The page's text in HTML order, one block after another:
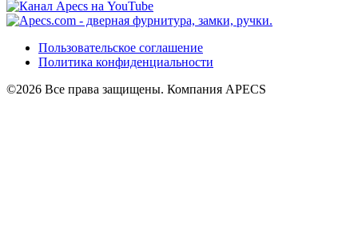
Пользовательское соглашение
Политика конфиденциальности
©2026 Все права защищены. Компания APECS